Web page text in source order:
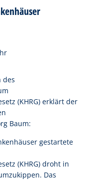
des
(KHRG) erklärt der
Baum:
gestartete
(KHRG) droht in
Das